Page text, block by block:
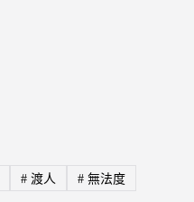
# 渡人 # 無法度